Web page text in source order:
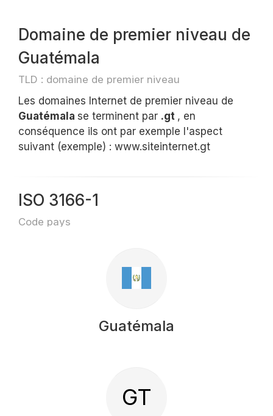
Domaine de premier niveau de
Guatémala
TLD : domaine de premier niveau
Les domaines Internet de premier niveau de
Guatémala se terminent par .gt , en
conséquence ils ont par exemple l'aspect
suivant (exemple) : www.siteinternet.gt
ISO 3166-1
Code pays
Guatémala
GT